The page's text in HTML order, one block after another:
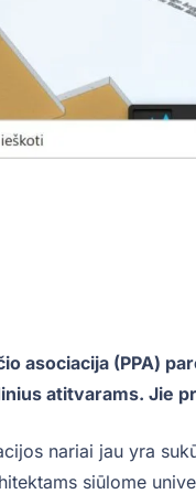
asociacija (PPA)
atitvarams. Jie
nariai jau yra
siūlome